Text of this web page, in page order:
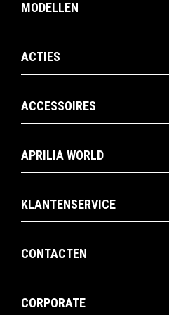
MODELLEN
ACTIES
ACCESSOIRES
APRILIA WORLD
KLANTENSERVICE
CONTACTEN
CORPORATE